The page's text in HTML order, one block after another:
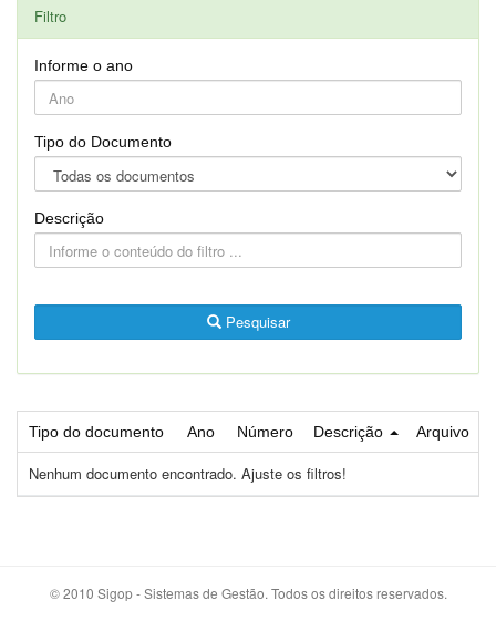
Filtro
Informe o ano
Tipo do Documento
Descrição
Pesquisar
Tipo do documento Ano Número Descrição Arquivo
Nenhum documento encontrado. Ajuste os filtros!
© 2010 Sigop - Sistemas de Gestão. Todos os direitos reservados.